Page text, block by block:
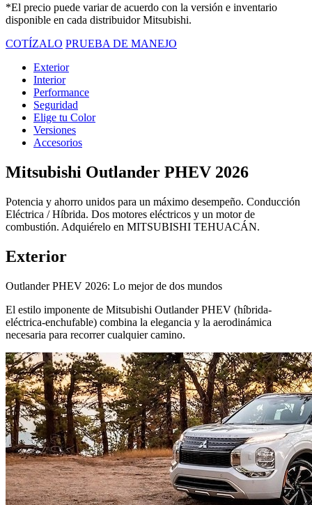
*El precio puede variar de acuerdo con la versión e inventario
disponible en cada distribuidor Mitsubishi.
COTÍZALO PRUEBA DE MANEJO
Exterior
Interior
Performance
Seguridad
Elige tu Color
Versiones
Accesorios
Mitsubishi Outlander PHEV 2026
Potencia y ahorro unidos para un máximo desempeño. Conducción
Eléctrica / Híbrida. Dos motores eléctricos y un motor de
combustión. Adquiérelo en MITSUBISHI TEHUACÁN.
Exterior
Outlander PHEV 2026: Lo mejor de dos mundos
El estilo imponente de Mitsubishi Outlander PHEV (híbrida-
eléctrica-enchufable) combina la elegancia y la aerodinámica
necesaria para recorrer cualquier camino.